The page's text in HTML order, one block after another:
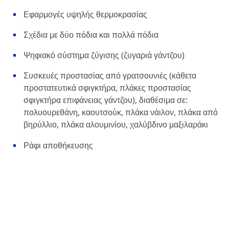
Εφαρμογές υψηλής θερμοκρασίας
Σχέδια με δύο πόδια και πολλά πόδια
Ψηφιακό σύστημα ζύγισης (ζυγαριά γάντζου)
Συσκευές προστασίας από γρατσουνιές (κάθετα
προστατευτικά σφιγκτήρα, πλάκες προστασίας
σφιγκτήρα επιφάνειας γάντζου), διαθέσιμα σε:
πολυουρεθάνη, καουτσούκ, πλάκα νάιλον, πλάκα από
βηρύλλιο, πλάκα αλουμινίου, χαλύβδινο μαξιλαράκι
Ράφι αποθήκευσης